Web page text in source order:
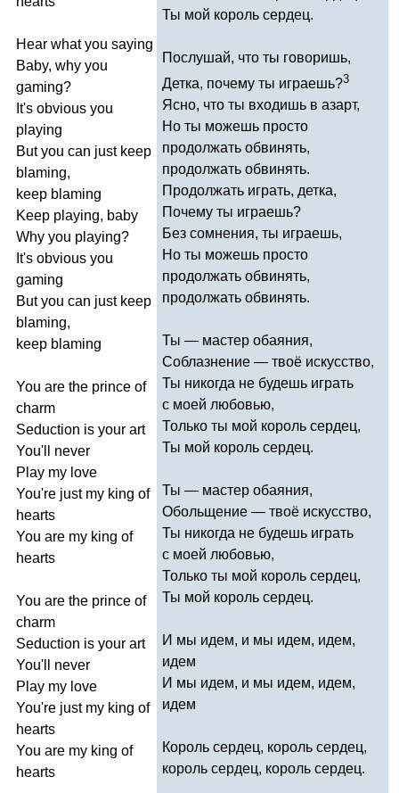
Hear what you saying
Baby, why you
gaming?
It's obvious you
playing
But you can just keep
blaming,
keep blaming
Keep playing, baby
Why you playing?
It's obvious you
gaming
But you can just keep
blaming,
keep blaming
You are the prince of
charm
Seduction is your art
You'll
never
Play my love
You're just my king of
hearts
You are my king of
hearts
You are the prince of
charm
Seduction is your art
You'll
never
Play my love
You're just my king of
hearts
You are my king of
hearts
Ты мой король сердец.
Послушай, что ты говоришь,
Детка, почему ты играешь?3
Ясно, что ты входишь в азарт,
Но ты можешь просто
продолжать обвинять,
продолжать обвинять.
Продолжать играть, детка,
Почему ты играешь?
Без сомнения, ты играешь,
Но ты можешь просто
продолжать обвинять,
продолжать обвинять.
Ты — мастер обаяния,
Соблазнение — твоё искусство,
Ты никогда не будешь играть
с моей любовью,
Только ты мой король сердец,
Ты мой король сердец.
Ты — мастер обаяния,
Обольщение — твоё искусство,
Ты никогда не будешь играть
с моей любовью,
Только ты мой король сердец,
Ты мой король сердец.
И мы идем, и мы идем, идем,
идем
И мы идем, и мы идем, идем,
идем
Король сердец, король сердец,
король сердец, король сердец.